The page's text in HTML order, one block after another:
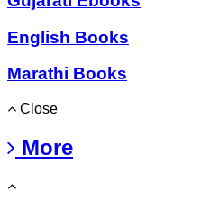
English Books
Marathi Books
Close
More